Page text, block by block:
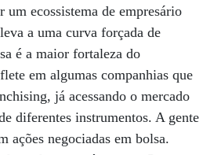
um ecossistema de empresário
a uma curva forçada de
é a maior fortaleza do
em algumas companhias que
já acessando o mercado
diferentes instrumentos. A gente
ações negociadas em bolsa.